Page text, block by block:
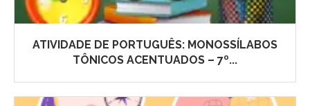
ATIVIDADE DE PORTUGUÊS: MONOSSÍLABOS
TÔNICOS ACENTUADOS – 7º...